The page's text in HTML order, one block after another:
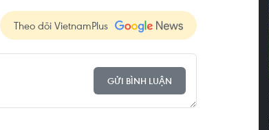
Theo dõi VietnamPlus
GỬI BÌNH LUẬN